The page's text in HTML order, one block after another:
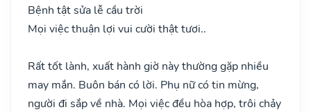
Bệnh tật sửa lễ cầu trời
Mọi việc thuận lợi vui cười thật tươi..
Rất tốt lành, xuất hành giờ này thường gặp nhiều
may mắn. Buôn bán có lời. Phụ nữ có tin mừng,
người đi sắp về nhà. Mọi việc đều hòa hợp, trôi chảy